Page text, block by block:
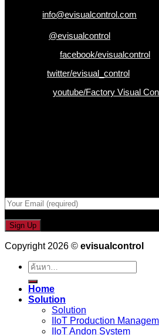
info@evisualcontrol.com
@evisualcontrol
facebook/evisualcontrol
twitter/evisual_control
youtube/Factory Visual
Copyright 2026 © evisualcontrol
ค้นหา:
Home
Solution
Solution
IIoT Production
IIoT Andon System